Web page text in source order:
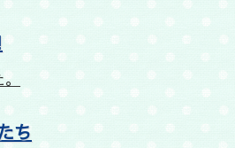
ち